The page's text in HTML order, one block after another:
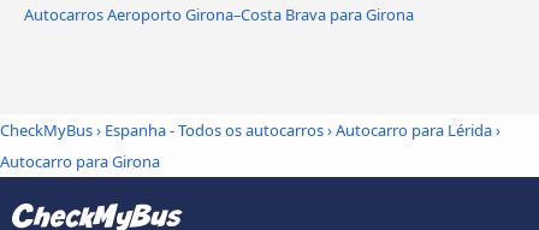
Autocarros Aeroporto Girona–Costa Brava para Girona
CheckMyBus› Espanha - Todos os autocarros›Autocarro para Lérida›
Autocarro para Girona